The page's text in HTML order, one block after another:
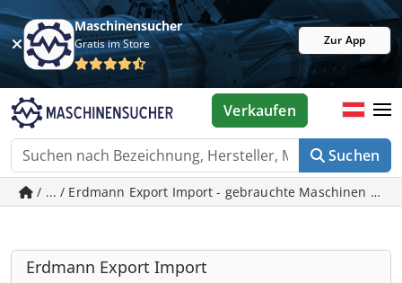
Maschinensucher
Gratis im Store Zur App
Suchen
Verkaufen
/ ... / Erdmann Export Import - gebrauchte Maschinen in
Erdmann Export Import